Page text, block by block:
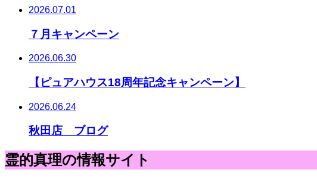
2026.07.01
７月キャンペーン
2026.06.30
【ピュアハウス18周年記念キャンペーン】
2026.06.24
秋田店 ブログ
霊的真理の情報サイト